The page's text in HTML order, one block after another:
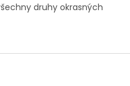
druhy okrasných